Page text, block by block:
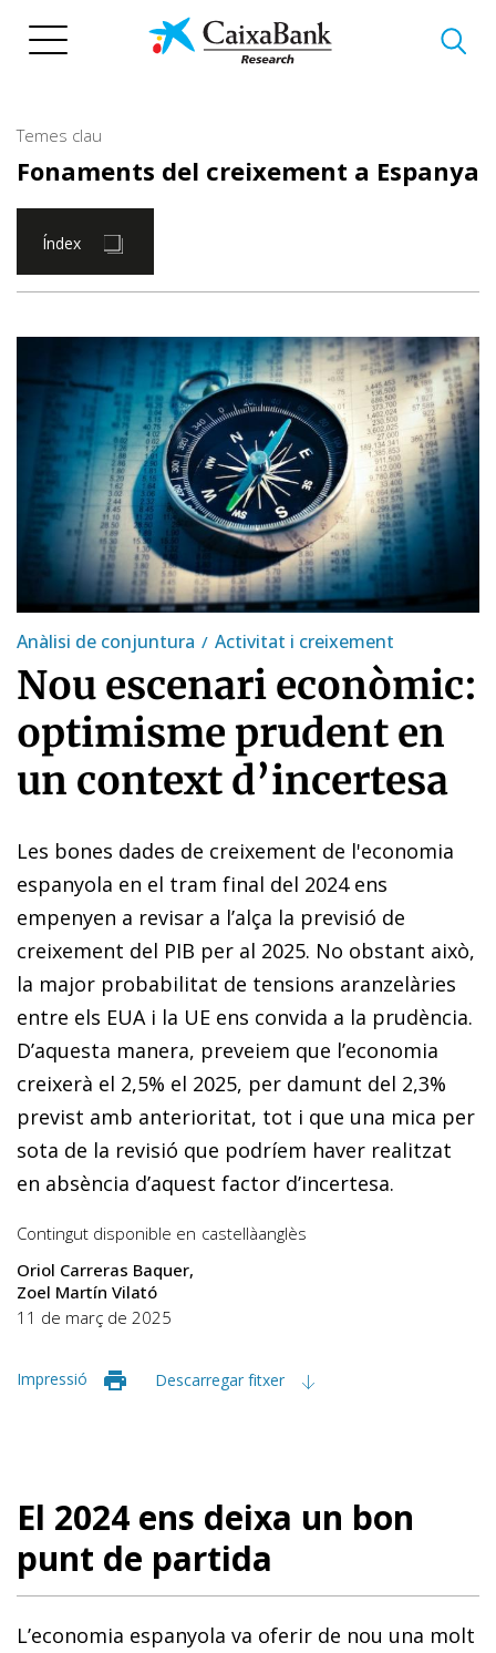
Temes clau
Fonaments del creixement a Espanya
Índex
Anàlisi de conjuntura Activitat i creixement
Nou escenari econòmic:
optimisme prudent en
un context d’incertesa
Les bones dades de creixement de l'economia
espanyola en el tram final del 2024 ens
empenyen a revisar a l’alça la previsió de
creixement del PIB per al 2025. No obstant això,
la major probabilitat de tensions aranzelàries
entre els EUA i la UE ens convida a la prudència.
D’aquesta manera, preveiem que l’economia
creixerà el 2,5% el 2025, per damunt del 2,3%
previst amb anterioritat, tot i que una mica per
sota de la revisió que podríem haver realitzat
en absència d’aquest factor d’incertesa.
Contingut disponible en castellàanglès
Oriol Carreras Baquer
Zoel Martín Vilató
11 de març de 2025
Impressió Descarregar fitxer
El 2024 ens deixa un bon
punt de partida
L’economia espanyola va oferir de nou una molt